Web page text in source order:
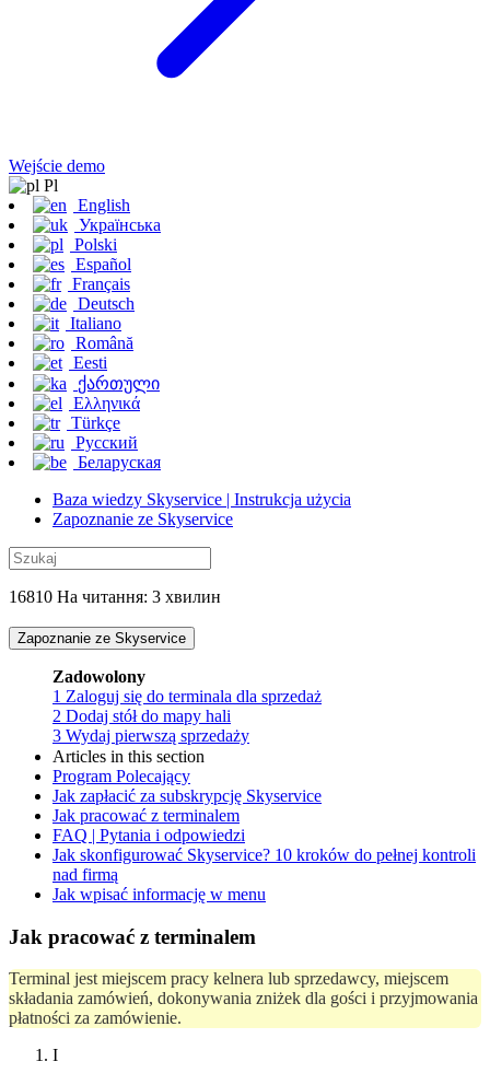
Wejście demo
Pl
English
Українська
Polski
Español
Français
Deutsch
Italiano
Română
Eesti
ქართული
Ελληνικά
Türkçe
Русский
Беларуская
Baza wiedzy Skyservice | Instrukcja użycia
Zapoznanie ze Skyservice
16810 На читання: 3 хвилин
Zapoznanie ze Skyservice
Zadowolony
1 Zaloguj się do terminala dla sprzedaż
2 Dodaj stół do mapy hali
3 Wydaj pierwszą sprzedażу
Articles in this section
Program Polecający
Jak zapłacić za subskrypcję Skyservice
Jak pracować z terminalem
FAQ | Pytania i odpowiedzi
Jak skonfigurować Skyservice? 10 kroków do pełnej kontroli
nad firmą
Jak wpisać informację w menu
Jak pracować z terminalem
Terminal jest miejscem pracy kelnera lub sprzedawcy, miejscem
składania zamówień, dokonywania zniżek dla gości i przyjmowania
płatności za zamówienie.
I